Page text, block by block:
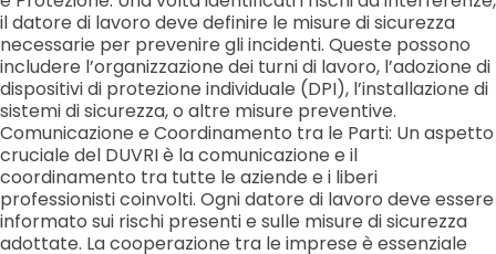
il datore di lavoro deve definire le misure di sicurezza
necessarie per prevenire gli incidenti. Queste possono
includere l’organizzazione dei turni di lavoro, l’adozione di
dispositivi di protezione individuale (DPI), l’installazione di
sistemi di sicurezza, o altre misure preventive.
Comunicazione e Coordinamento tra le Parti: Un aspetto
cruciale del DUVRI è la comunicazione e il
coordinamento tra tutte le aziende e i liberi
professionisti coinvolti. Ogni datore di lavoro deve essere
informato sui rischi presenti e sulle misure di sicurezza
adottate. La cooperazione tra le imprese è essenziale